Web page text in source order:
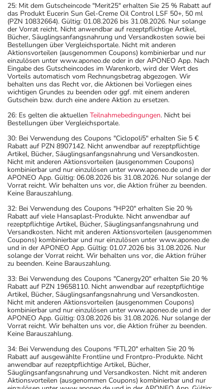
25: Mit dem Gutscheincode "Merit25" erhalten Sie 25 % Rabatt auf
das Produkt Eucerin Sun Gel-Creme Oil Control LSF 50+, 50 ml
(PZN 10832664). Gültig: 01.08.2026 bis 31.08.2026. Nur solange
der Vorrat reicht. Nicht anwendbar auf rezeptpflichtige Artikel,
Bücher, Säuglingsanfangsnahrung und Versandkosten sowie bei
Bestellungen über Vergleichsportale. Nicht mit anderen
Aktionsvorteilen (ausgenommen Coupons) kombinierbar und nur
einzulösen unter www.aponeo.de oder in der APONEO App. Nach
Eingabe des Gutscheincodes im Warenkorb, wird der Wert des
Vorteils automatisch vom Rechnungsbetrag abgezogen. Wir
behalten uns das Recht vor, die Aktionen bei Vorliegen eines
wichtigen Grundes zu beenden oder ggf. mit einem anderen
Gutschein bzw. durch eine andere Aktion zu ersetzen.
26: Es gelten die aktuellen Teilnahmebedingungen. Nicht bei
Bestellungen über Vergleichsportale.
30: Bei Verwendung des Coupons "Ciclopoli5" erhalten Sie 5 €
Rabatt auf PZN 8907142. Nicht anwendbar auf rezeptpflichtige
Artikel, Bücher, Säuglingsanfangsnahrung und Versandkosten.
Nicht mit anderen Aktionsvorteilen (ausgenommen Coupons)
kombinierbar und nur einzulösen unter www.aponeo.de und in der
APONEO App. Gültig: 06.08.2026 bis 31.08.2026. Nur solange der
Vorrat reicht. Wir behalten uns vor, die Aktion früher zu beenden.
Keine Barauszahlung.
32: Bei Verwendung des Coupons "HP20" erhalten Sie 20 %
Rabatt auf viele Hansaplast-Produkte. Nicht anwendbar auf
rezeptpflichtige Artikel, Bücher, Säuglingsanfangsnahrung und
Versandkosten. Nicht mit anderen Aktionsvorteilen (ausgenommen
Coupons) kombinierbar und nur einzulösen unter www.aponeo.de
und in der APONEO App. Gültig: 01.07.2026 bis 31.08.2026. Nur
solange der Vorrat reicht. Wir behalten uns vor, die Aktion früher
zu beenden. Keine Barauszahlung.
33: Bei Verwendung des Coupons "Canergy20" erhalten Sie 20 %
Rabatt auf PZN 19658110. Nicht anwendbar auf rezeptpflichtige
Artikel, Bücher, Säuglingsanfangsnahrung und Versandkosten.
Nicht mit anderen Aktionsvorteilen (ausgenommen Coupons)
kombinierbar und nur einzulösen unter www.aponeo.de und in der
APONEO App. Gültig: 03.08.2026 bis 31.08.2026. Nur solange der
Vorrat reicht. Wir behalten uns vor, die Aktion früher zu beenden.
Keine Barauszahlung.
34: Bei Verwendung des Coupons "FTL20" erhalten Sie 20 %
Rabatt auf ausgewählte Frontline und Frontpro-Produkte. Nicht
anwendbar auf rezeptpflichtige Artikel, Bücher,
Säuglingsanfangsnahrung und Versandkosten. Nicht mit anderen
Aktionsvorteilen (ausgenommen Coupons) kombinierbar und nur